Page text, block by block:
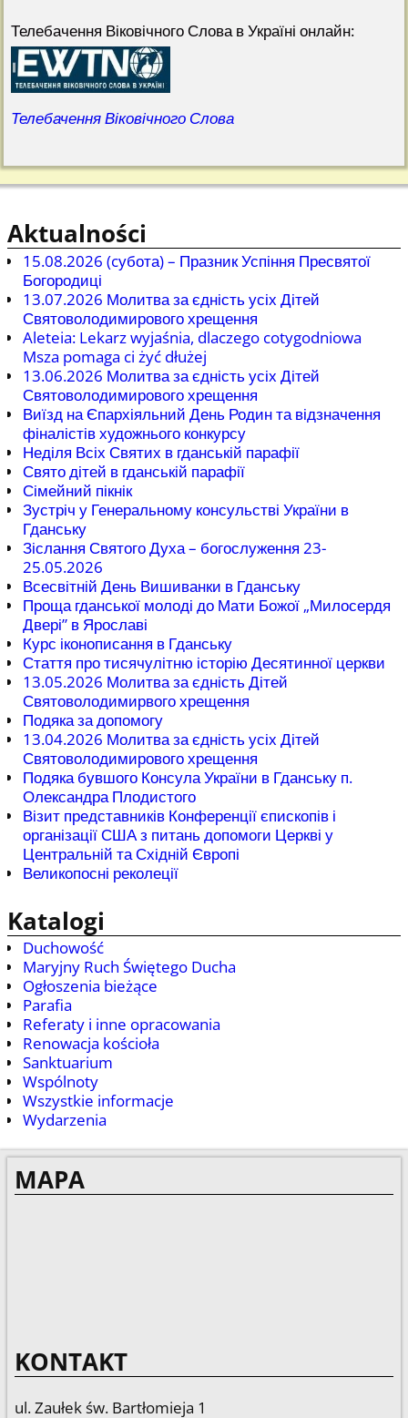
Телебачення Віковічного Слова в Україні онлайн:
Телебачення Віковічного Слова
Aktualności
15.08.2026 (cубота) – Празник Успіння Пресвятої
Богородиці
13.07.2026 Молитва за єдність усіх Дітей
Святоволодимирового хрещення
Aleteia: Lekarz wyjaśnia, dlaczego cotygodniowa
Msza pomaga ci żyć dłużej
13.06.2026 Молитва за єдність усіх Дітей
Святоволодимирового хрещення
Виїзд на Єпархіяльний День Родин та відзначення
фіналістів художнього конкурсу
Неділя Всіх Святих в гданській парафії
Свято дітей в гданській парафії
Сімейний пікнік
Зустріч у Генеральному консульстві України в
Гданську
Зіслання Святого Духа – богослуження 23-
25.05.2026
Всесвітній День Вишиванки в Гданську
Проща гданської молоді до Мати Божої „Милосердя
Двері” в Ярославі
Курс іконописання в Гданську
Стаття про тисячулітню історію Десятинної церкви
13.05.2026 Молитва за єдність Дітей
Святоволодимирвого хрещення
Подяка за допомогу
13.04.2026 Молитва за єдність усіх Дітей
Святоволодимирового хрещення
Подяка бувшого Консула України в Гданську п.
Олександра Плодистого
Візит представників Конференції єпископів і
організації США з питань допомоги Церкві у
Центральній та Східній Європі
Великопосні реколеції
Katalogi
Duchowość
Maryjny Ruch Świętego Ducha
Ogłoszenia bieżące
Parafia
Referaty i inne opracowania
Renowacja kościoła
Sanktuarium
Wspólnoty
Wszystkie informacje
Wydarzenia
MAPA
KONTAKT
ul. Zaułek św. Bartłomieja 1